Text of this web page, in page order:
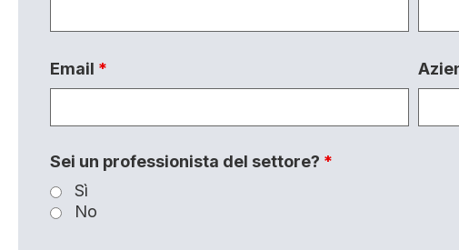
Email *
Sei un professionista del settore? *
Sì
No